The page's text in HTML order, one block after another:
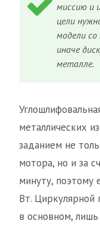
миссию и
цели
модели со
иначе
металле.
металлических
заданием не
мотора, но и за
минуту, поэтому
Вт. Циркулярной
в основном,